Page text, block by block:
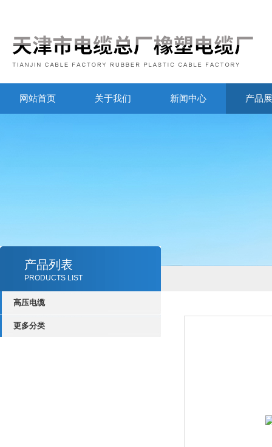
网站首页 关于我们 新闻中心 产品
产品列表
PRODUCTS LIST
高压电缆
更多分类